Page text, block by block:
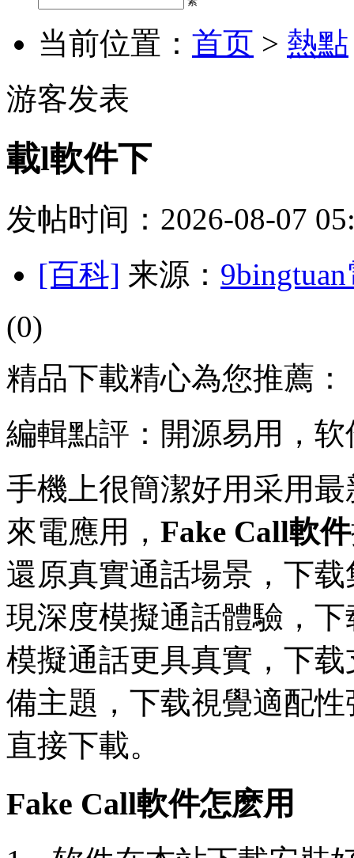
当前位置： 首页 > 熱點
游客发表
載l軟件下
发帖时间：2026-08-07
[百科] 来源：
(0)
精品下載精心為您推薦：
編輯點評：開源易用，
手機上很簡潔好用采用
來電應用， Fake Call軟件
還原真實通話場景，下
現深度模擬通話體驗，
模擬通話更具真實，下
備主題，下载視覺適配
直接下載。
Fake Call軟件怎麽用